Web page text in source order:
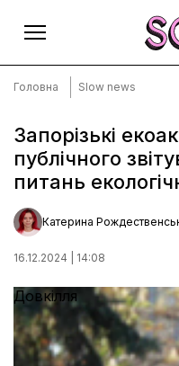
Головна
Тексти
Спецпроєкти
Slow news
Місто
Про нас
Редакційна політика
Головна Slow news
Запорізькі
публічного
питань
Катерина
16.12.2024 | 14:08
Довкілля